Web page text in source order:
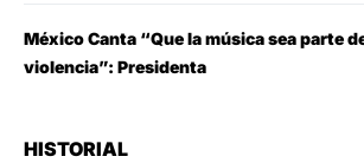
México Canta “Que la música sea parte
violencia”: Presidenta
HISTORIAL